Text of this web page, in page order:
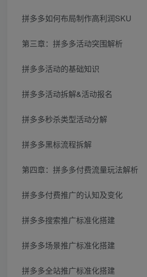
拼多多如何布局制作高利润SKU
第三章：拼多多活动突围解析
拼多多活动的基础知识
拼多多活动拆解&活动报名
拼多多秒杀类型活动分解
拼多多黑标流程拆解
第四章：拼多多付费流量玩法解析
拼多多付费推广的认知及变化
拼多多搜索推广标准化搭建
拼多多场景推广标准化搭建
拼多多全站推广标准化搭建